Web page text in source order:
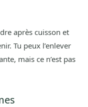
après cuisson et
Tu peux l’enlever
mais ce n’est pas